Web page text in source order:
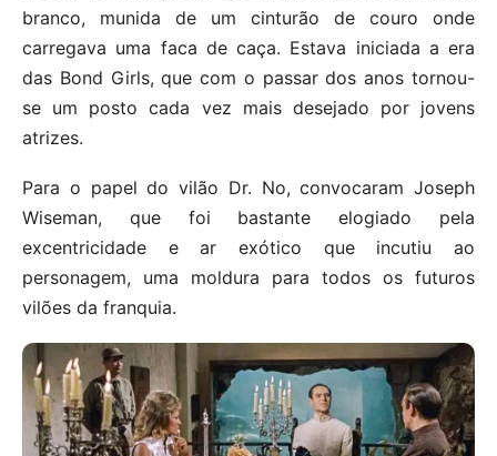
branco, munida de um cinturão de couro onde
carregava uma faca de caça. Estava iniciada a era
das Bond Girls, que com o passar dos anos tornou-
se um posto cada vez mais desejado por jovens
atrizes.
Para o papel do vilão Dr. No, convocaram Joseph
Wiseman, que foi bastante elogiado pela
excentricidade e ar exótico que incutiu ao
personagem, uma moldura para todos os futuros
vilões da franquia.